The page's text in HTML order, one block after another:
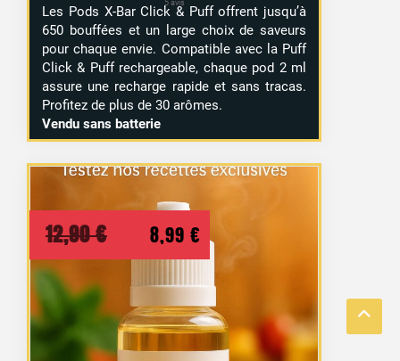
50 avis
Les Pods X-Bar Click & Puff offrent jusqu’à
650 bouffées et un large choix de saveurs
pour chaque envie. Compatible avec la Puff
Click & Puff rechargeable, chaque pod 2 ml
assure une recharge rapide et sans tracas.
Profitez de plus de 30 arômes.
Vendu sans batterie
12,90€
Le
prix
initial
était :
8,99 €
Le
prix
actuel
est :